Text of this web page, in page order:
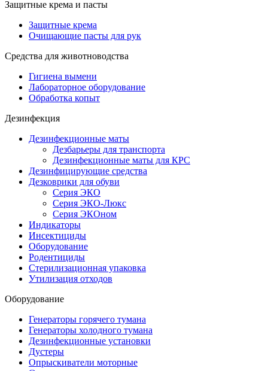
Защитные крема и пасты
Защитные крема
Очищающие пасты для рук
Средства для животноводства
Гигиена вымени
Лабораторное оборудование
Обработка копыт
Дезинфекция
Дезинфекционные маты
Дезбарьеры для транспорта
Дезинфекционные маты для КРС
Дезинфицирующие средства
Дезковрики для обуви
Серия ЭКО
Серия ЭКО-Люкс
Серия ЭКОном
Индикаторы
Инсектициды
Оборудование
Родентициды
Стерилизационная упаковка
Утилизация отходов
Оборудование
Генераторы горячего тумана
Генераторы холодного тумана
Дезинфекционные установки
Дустеры
Опрыскиватели моторные